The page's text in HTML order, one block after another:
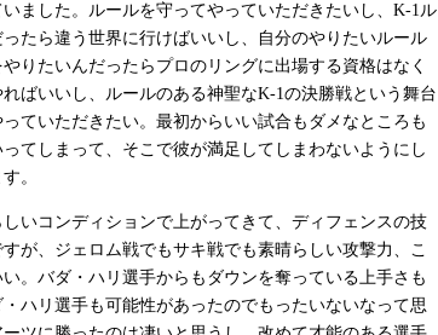
ました。ルールを守ってやっていただきたいし、K-1ル
たら違う世界に行けばいいし、自分のやりたいルール
りたいんだったらプロのリングに出場する資格はなく
ばいいし、ルールのある神聖なK-1の決勝戦という舞台
ていただきたい。最初からいい試合もダメなところも
てしまって、そこで彼が満足してしまわないようにし
。
いコンディションで上がってきて、ディフェンスの技
が、ジェロム戦でもサキ戦でも素晴らしい攻撃力、こ
。バダ・ハリ選手からもダウンを奪っている上手さも
ハリ選手も可能性があったのでもったいないなって思